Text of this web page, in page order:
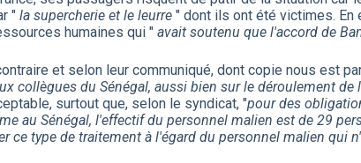
" la supercherie et le leurre " dont ils ont été victimes.
humaines qui " avait soutenu que l'accord de
et selon leur communiqué, dont copie nous est
collègues du Sénégal, aussi bien sur le déroulement
surtout que, selon le syndicat, "pour des
au Sénégal, l'effectif du personnel malien est de 29
ce type de traitement à l'égard du personnel malien qui